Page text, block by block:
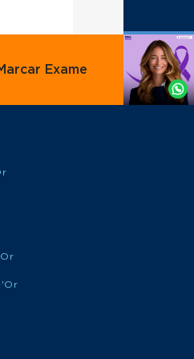
Agende
Whatsapp
Exame